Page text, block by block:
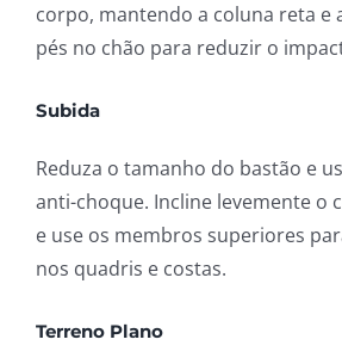
corpo, mantendo a coluna reta e
pés no chão para reduzir o
Subida
Reduza o tamanho do bastão e
anti-choque. Incline levemente o
e use os membros superiores
nos quadris e costas.
Terreno Plano